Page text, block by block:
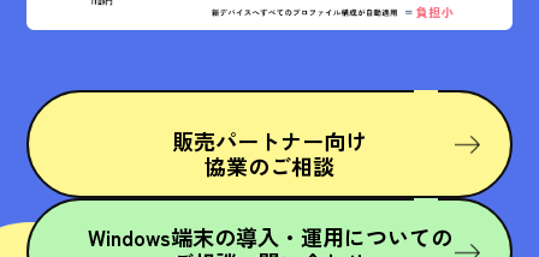
販売パートナー向け
協業のご相談
Windows端末の導入・運用についての